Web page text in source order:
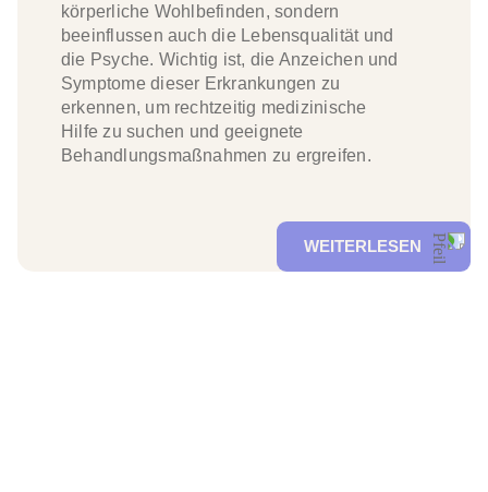
körperliche Wohlbefinden, sondern
beeinflussen auch die Lebensqualität und
die Psyche. Wichtig ist, die Anzeichen und
Symptome dieser Erkrankungen zu
erkennen, um rechtzeitig medizinische
Hilfe zu suchen und geeignete
Behandlungsmaßnahmen zu ergreifen.
WEITERLESEN